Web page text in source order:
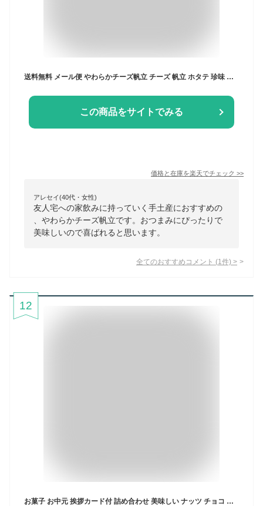
送料無料 メール便 やわらかチーズ帆立 チーズ 帆立 ホタテ 珍味 おつまみ 口取り お酒 おやつ 手軽 個包装 手土産 北海道 岐阜 飛騨 ふく福 おみやげ
この商品をサイトでみる
価格と在庫を楽天でチェック >>
アレセイ(40代・女性)
友人宅への家飲みに持っていく手土産におすすめの
、やわらかチーズ帆立です。おつまみにぴったりで
美味しいので喜ばれると思います。
全てのおすすめコメント (1 件) >
12
お菓子 お中元 挨拶カード付 詰め合わせ 美味しい ナッツ チョコ ギフト おつまみ ミックスナッツ 贈答用 おしゃれ 手土産 お返し 小分け 低糖質 お配りお菓子 大容量 送料無料 チョコレート菓子 プレゼント スイーツ ピーカンナッツ 黒トリュフ カシューナッツ アーモンド